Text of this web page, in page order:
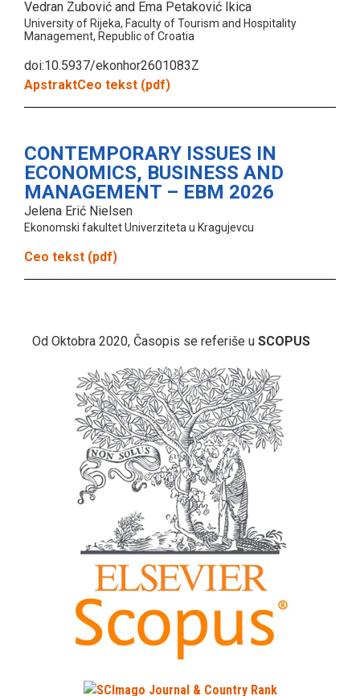
Vedran Zubović and Ema Petaković Ikica
University of Rijeka, Faculty of Tourism and Hospitality
Management, Republic of Croatia
doi:10.5937/ekonhor2601083Z
ApstraktCeo tekst (pdf)
CONTEMPORARY ISSUES IN
ECONOMICS, BUSINESS AND
MANAGEMENT – EBM 2026
Jelena Erić Nielsen
Ekonomski fakultet Univerziteta u Kragujevcu
Ceo tekst (pdf)
Od Oktobra 2020, Časopis se referiše u SCOPUS